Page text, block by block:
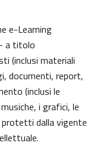
e-Learning
a titolo
(inclusi materiali
documenti, report,
(inclusi le
i grafici, le
dalla vigente